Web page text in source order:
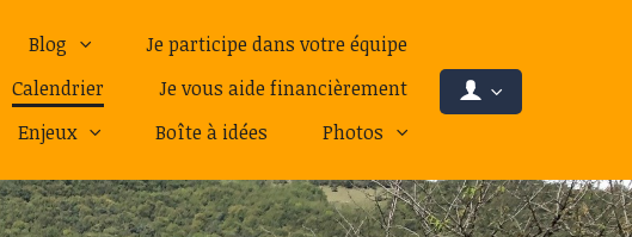
Blog
Je participe dans votre équipe
Calendrier
Je vous aide financièrement
Enjeux
Boîte à idées Photos